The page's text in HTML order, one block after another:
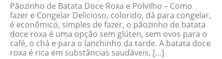
Pãozinho de Batata Doce Roxa e Polvilho – Como
fazer e Congelar Delicioso, colorido, dá para congelar,
é econômico, simples de fazer, o pãozinho de batata
doce roxa é uma opção sem glúten, sem ovos para o
café, o chá e para o lanchinho da tarde. A batata doce
roxa é rica em substâncias saudáveis, […]